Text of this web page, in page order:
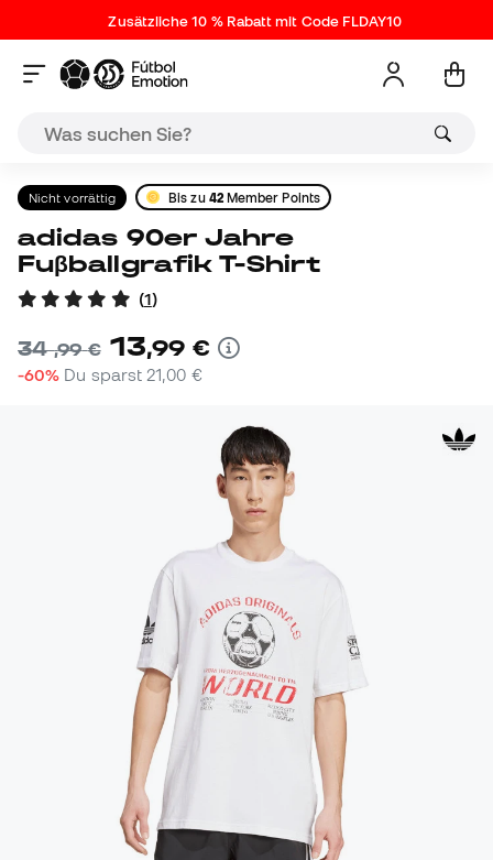
Zusätzliche 10 % Rabatt mit Code FLDAY10
Nicht vorrättig Bis zu 42Member Points
adidas 90er Jahre
Fuβballgrafik T-Shirt
(1)
34,99 € 13,99 €
-60% Du sparst 21,00 €